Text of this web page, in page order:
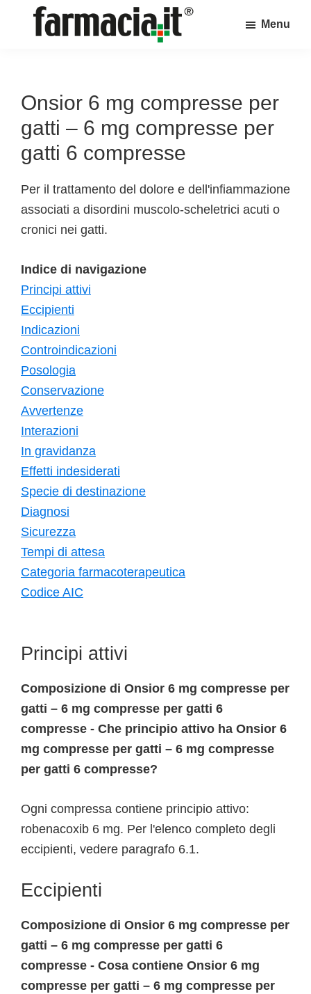
sul
mondo
della
farmacia
Menu
Onsior 6 mg compresse per
gatti – 6 mg compresse per
gatti 6 compresse
Per il trattamento del dolore e dell'infiammazione
associati a disordini muscolo-scheletrici acuti o
cronici nei gatti.
Indice di navigazione
Principi attivi
Eccipienti
Indicazioni
Controindicazioni
Posologia
Conservazione
Avvertenze
Interazioni
In gravidanza
Effetti indesiderati
Specie di destinazione
Diagnosi
Sicurezza
Tempi di attesa
Categoria farmacoterapeutica
Codice AIC
Principi attivi
Composizione di Onsior 6 mg compresse per
gatti – 6 mg compresse per gatti 6
compresse - Che principio attivo ha Onsior 6
mg compresse per gatti – 6 mg compresse
per gatti 6 compresse?
Ogni compressa contiene principio attivo:
robenacoxib 6 mg. Per l'elenco completo degli
eccipienti, vedere paragrafo 6.1.
Eccipienti
Composizione di Onsior 6 mg compresse per
gatti – 6 mg compresse per gatti 6
compresse - Cosa contiene Onsior 6 mg
compresse per gatti – 6 mg compresse per